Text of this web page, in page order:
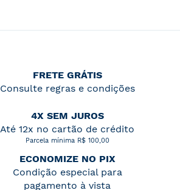
FRETE GRÁTIS
Consulte regras e condições
4X SEM JUROS
Até 12x no cartão de crédito
Parcela mínima R$ 100,00
ECONOMIZE NO PIX
Condição especial para
pagamento à vista